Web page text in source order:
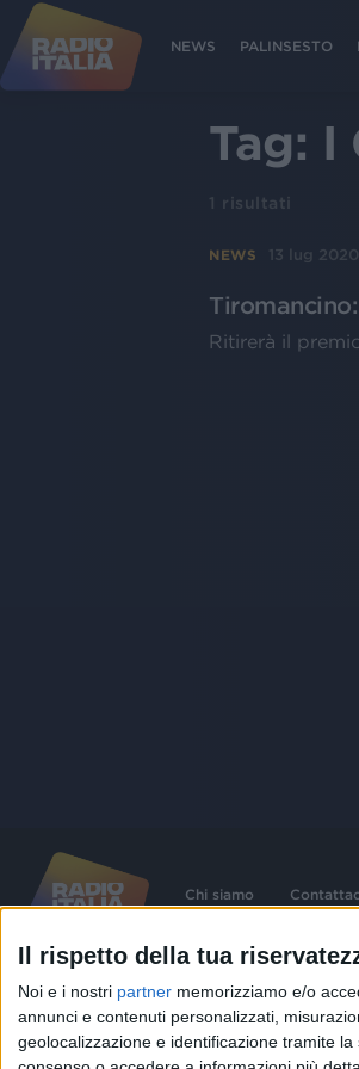
Il rispetto della tua
Noi e i nostri partner memorizziamo e/o
annunci e contenuti personalizzati,
geolocalizzazione e identificazione tramite
NEWS PALINSESTO
Tag: I
1 risultati
NEWS 13 lug 2020
Ritirerà il
Chi siamo
©2026RADIO ITALIA S.p.A. P.IVA 06832230152 |
contenute nel sito sono stati assolti gli obblighi
connessi.
Capitale Sociale € 580.000,00 interamente versato.